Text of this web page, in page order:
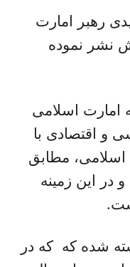
رهبر امارت
نشر نموده
امارت اسلامی
و اقتصادی با
اسلامی، مطابق
این زمینه
شده که که در